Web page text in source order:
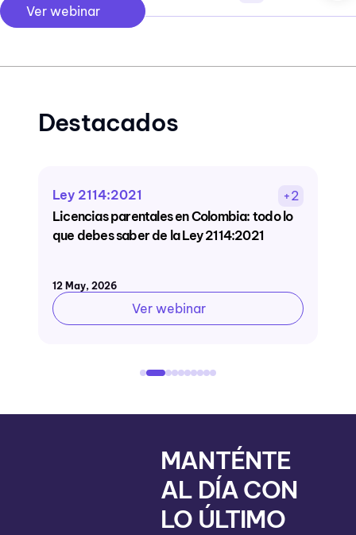
Ver webinar
Destacados
Ley 2114:2021
+2
Licencias parentales en Colombia: todo lo
que debes saber de la Ley 2114:2021
12 May, 2026
Ver webinar
MANTÉNTE
AL DÍA CON
LO ÚLTIMO